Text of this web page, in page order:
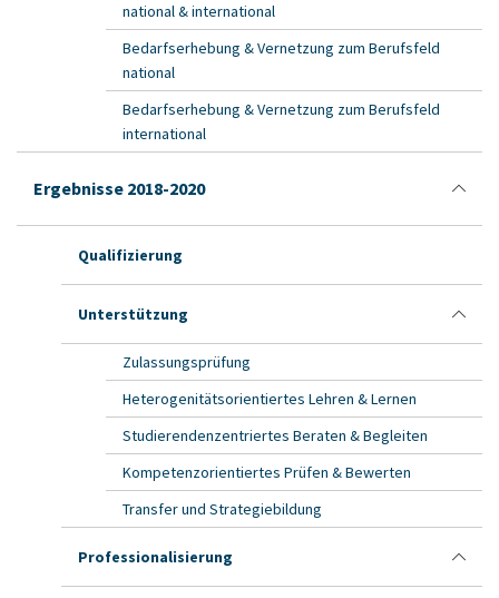
national & international
Bedarfserhebung & Vernetzung zum Berufsfeld
national
Bedarfserhebung & Vernetzung zum Berufsfeld
international
Ergebnisse 2018-2020
Qualifizierung
Unterstützung
Zulassungsprüfung
Heterogenitätsorientiertes Lehren & Lernen
Studierendenzentriertes Beraten & Begleiten
Kompetenzorientiertes Prüfen & Bewerten
Transfer und Strategiebildung
Professionalisierung